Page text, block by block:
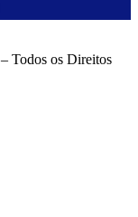
– Todos os Direitos